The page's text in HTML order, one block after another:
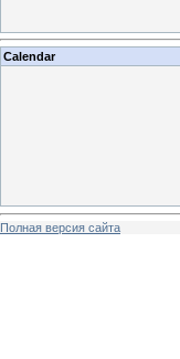
Calendar
Полная версия сайта